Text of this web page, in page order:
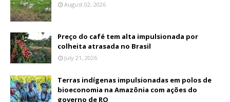
August 02, 2026
Preço do café tem alta impulsionada por
colheita atrasada no Brasil
July 21, 2026
Terras indígenas impulsionadas em polos de
bioeconomia na Amazônia com ações do
governo de RO